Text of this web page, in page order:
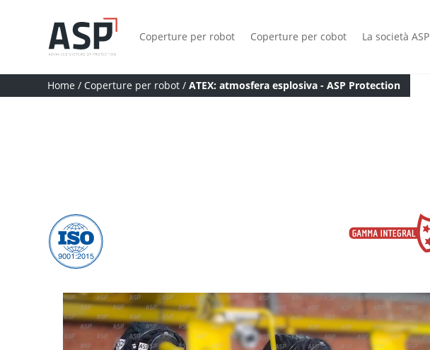
Coperture per robot Coperture per cobot La società ASP
Home / Coperture per robot /ATEX: atmosfera esplosiva - ASP Protection